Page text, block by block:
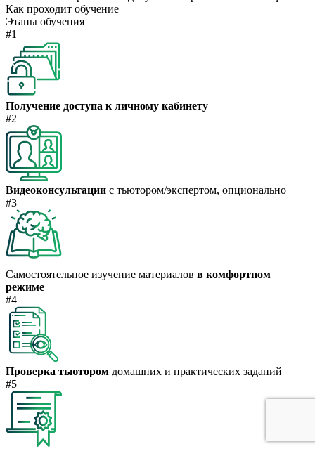
Как проходит обучение
Этапы обучения
#1
Получение доступа к личному кабинету
#2
Видеоконсультации с тьютором/экспертом, опционально
#3
Самостоятельное изучение материалов в комфортном
режиме
#4
Проверка тьютором домашних и практических заданий
#5